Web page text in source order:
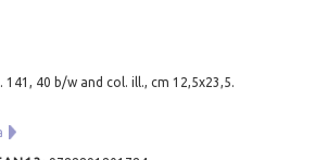
40 b/w and col. ill., cm 12,5x23,5.